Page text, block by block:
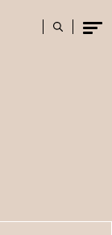
Cerca